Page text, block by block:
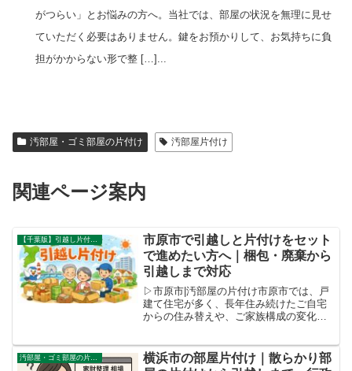
がつらい」とお悩みの方へ。当社では、部屋の状況を無理に見せ
ていただく必要はありません。鍵をお預かりして、お気持ちに負
担がかからない形で整 […]...
汚部屋・ゴミ部屋の片付け 汚部屋片付け
関連ページ案内
【千葉版】引越し片付け事例
市原市で引越しと片付けをセット
で進めたい方へ｜梱包・廃棄から
引越しまで対応
▷市原市|汚部屋の片付け市原市では、戸
建て住宅が多く、長年住み続けたご自宅
からの住み替えや、ご家族構成の変化に
まないというご相談が多く見られます。
物の量が多く、一つひと...
横浜市の部屋片付け｜散らかり部